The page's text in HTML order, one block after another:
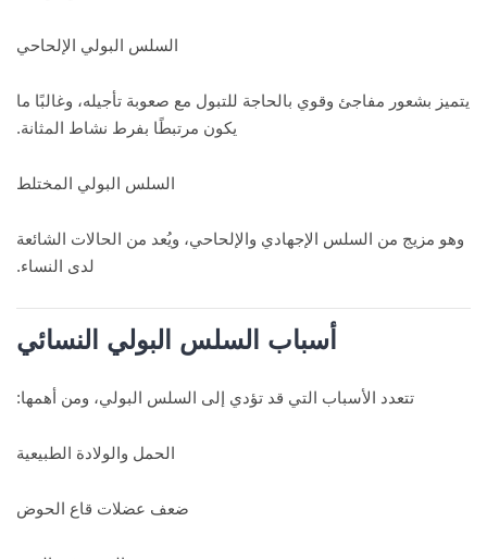
السلس البولي الإلحاحي
يتميز بشعور مفاجئ وقوي بالحاجة للتبول مع صعوبة تأجيله، وغالبًا ما
يكون مرتبطًا بفرط نشاط المثانة.
السلس البولي المختلط
وهو مزيج من السلس الإجهادي والإلحاحي، ويُعد من الحالات الشائعة
لدى النساء.
أسباب السلس البولي النسائي
تتعدد الأسباب التي قد تؤدي إلى السلس البولي، ومن أهمها:
الحمل والولادة الطبيعية
ضعف عضلات قاع الحوض